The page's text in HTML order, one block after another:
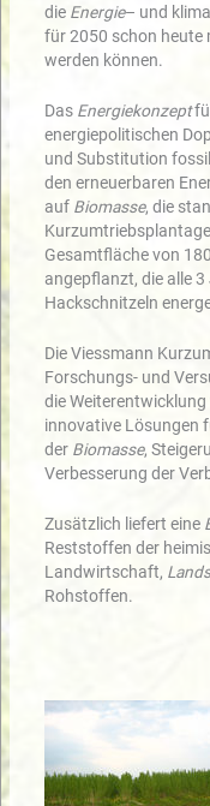
die Energie– und
für 2050 schon heute
werden können.
Das Energiekonzept
energiepolitischen
und Substitution
den erneuerbaren
auf Biomasse, die
Gesamtfläche von
angepflanzt, die alle
Hackschnitzeln
Die Viessmann
Forschungs- und
die
innovative Lösungen
der Biomasse,
Verbesserung der
Zusätzlich liefert eine
Reststoffen der
Landwirtschaft,
Rohstoffen.